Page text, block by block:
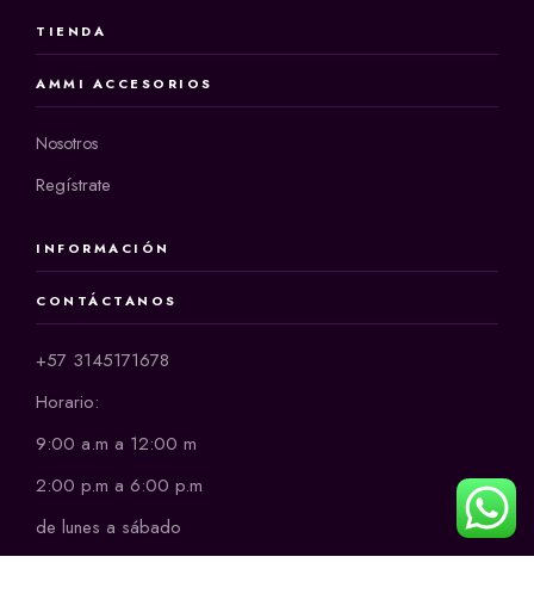
TIENDA
AMMI ACCESORIOS
Nosotros
Regístrate
INFORMACIÓN
CONTÁCTANOS
+57 3145171678
Horario:
9:00 a.m a 12:00 m
2:00 p.m a 6:00 p.m
de lunes a sábado